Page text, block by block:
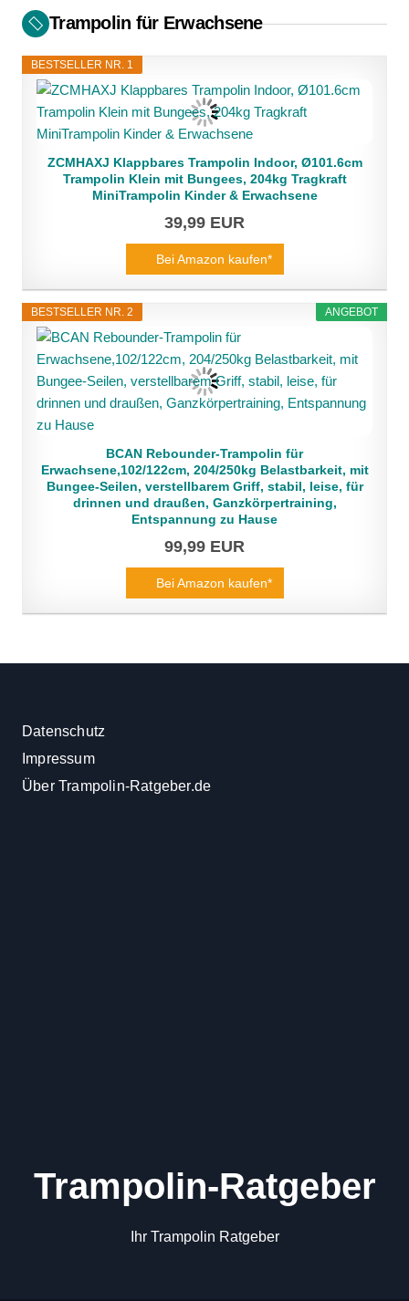
Trampolin für Erwachsene
BESTSELLER NR. 1
ZCMHAXJ Klappbares Trampolin Indoor, Ø101.6cm
Trampolin Klein mit Bungees, 204kg Tragkraft
MiniTrampolin Kinder & Erwachsene
39,99 EUR
Bei Amazon kaufen*
ANGEBOT
BESTSELLER NR. 2
BCAN Rebounder-Trampolin für
Erwachsene,102/122cm, 204/250kg Belastbarkeit, mit
Bungee-Seilen, verstellbarem Griff, stabil, leise, für
drinnen und draußen, Ganzkörpertraining,
Entspannung zu Hause
99,99 EUR
Bei Amazon kaufen*
Datenschutz
Impressum
Über Trampolin-Ratgeber.de
Trampolin-Ratgeber
Ihr Trampolin Ratgeber